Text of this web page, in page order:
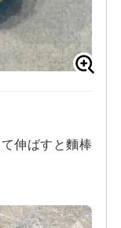
伸ばすと麵棒